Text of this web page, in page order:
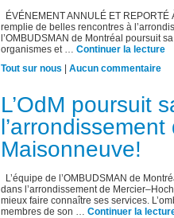
ÉVÉNEMENT ANNULÉ ET
remplie de belles rencontres à
l’OMBUDSMAN de Montréal poursuit
organismes et … Continuer la lecture
Tout sur nous
Aucun commentaire
L’OdM poursuit
Maisonneuve!
L’équipe de l’OMBUDSMAN de
dans l’arrondissement de
mieux faire connaître ses services.
membres de son … Continuer la